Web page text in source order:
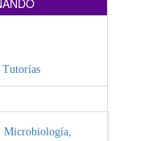
Tutorías
Microbiología,